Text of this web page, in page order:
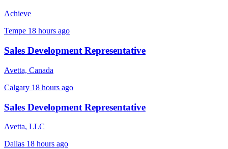
Achieve
Tempe 18 hours ago
Sales Development Representative
Avetta, Canada
Calgary 18 hours ago
Sales Development Representative
Avetta, LLC
Dallas 18 hours ago